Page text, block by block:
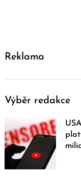
Reklama
Výběr redakce